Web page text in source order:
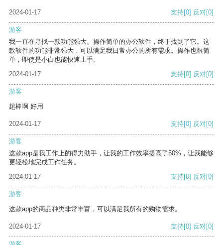
2024-01-17 支持[0] 反对[0]
游客
我一直在寻找一款功能强大、操作简单的办公软件，终于找到了它。这
款软件的功能非常强大，可以满足我日常办公的所有需求。操作也很简
单，即使是小白也能快速上手。
2024-01-17
支持[0] 反对[0]
游客
超棒啊 好用
2024-01-17 支持[0] 反对[0]
游客
这款app是我工作上的得力助手，让我的工作效率提高了50%，让我能够
更轻松地完成工作任务。
2024-01-17
支持[0] 反对[0]
游客
这款app的商品种类非常丰富，可以满足我所有的购物需求。
2024-01-17 支持[0] 反对[0]